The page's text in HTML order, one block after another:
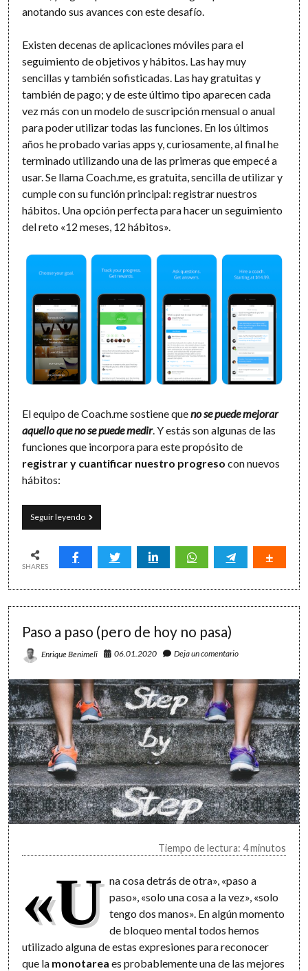
anotando sus avances con este desafío.
Existen decenas de aplicaciones móviles para el
seguimiento de objetivos y hábitos. Las hay muy
sencillas y también sofisticadas. Las hay gratuitas y
también de pago; y de este último tipo aparecen cada
vez más con un modelo de suscripción mensual o anual
para poder utilizar todas las funciones. En los últimos
años he probado varias apps y, curiosamente, al final he
terminado utilizando una de las primeras que empecé a
usar. Se llama Coach.me, es gratuita, sencilla de utilizar y
cumple con su función principal: registrar nuestros
hábitos. Una opción perfecta para hacer un seguimiento
del reto «12 meses, 12 hábitos».
El equipo de Coach.me sostiene queno se puede mejorar
aquello que no se puede medir. Y estás son algunas de las
funciones que incorpora para este propósito de
registrar y cuantificar nuestro progreso con nuevos
hábitos:
Seguir leyendoDesarrolla
tus
alcanza
objetivos
SHARES
Paso a paso (pero de hoy no pasa)
Enrique Benimeli 06.01.2020 Deja un comentario
Tiempo de lectura: 4 minutos
«U na cosa detrás de otra», «paso a
paso», «solo una cosa a la vez», «solo
tengo dos manos». En algún momento
de bloqueo mental todos hemos
utilizado alguna de estas expresiones para reconocer
que la monotarea es probablemente una de las mejores